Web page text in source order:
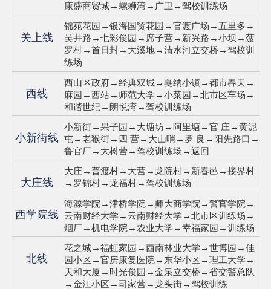
康盛商贸城→螺蛳湾→广卫→驾校训练场
关上线
锦苑花园→银海国贸花园→官渡广场→五里多→
吴井路→七彩俊园→席子营→新兴路→小坝→菠
罗村→首日封→大溪地→清水河立交桥→驾校训
练场
西线
西山区政府→经典双城→戛纳小镇→都市春天→
麻园→西站→师范大学→小菜园→北市区车场→
和谐世纪→朗悦湾→驾校训练场
小新街线
小新街→果子园→大塘坊→阿里塘→官 庄→黄泥
屯→老猴街→四 营→大山哨→罗 良→阳先路口→
鲁官厂→大树营→驾校训练场→返回
大庄线
大庄→普渡村→大营→龙院村→新春邑→接界村
→罗锦村→龙福村→驾校训练场
西学院线
海源学院→津桥学院→师大商学院→警官学院→
云南财经大学→云南财经大学→北市区训练场→
烟厂→机电学院→农业大学→幸福家园→训练场
北线
花之城→福虹家园→西南林业大学→世博园→佳
园小区→官房康复医院→东华小区→理工大学→
天和大厦→时光俊园→金泉立交桥→省交警总队
→金江小区→司家营→龙头街→驾校训练